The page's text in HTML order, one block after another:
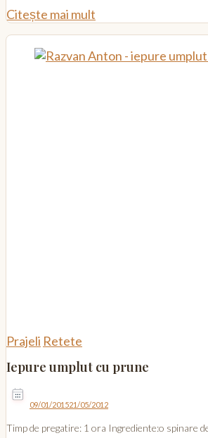
Citește mai mult
Prajeli Retete
Iepure umplut cu prune
09/01/201521/05/2012
Timp de pregatire: 1 ora Ingrediente:o spinare